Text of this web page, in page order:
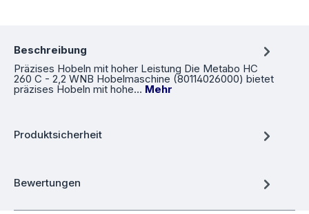
Beschreibung
Präzises Hobeln mit hoher Leistung Die Metabo HC
260 C - 2,2 WNB Hobelmaschine (80114026000) bietet
präzises Hobeln mit hohe… Mehr
Produktsicherheit
Bewertungen